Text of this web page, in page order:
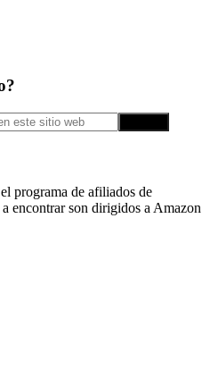
programa de afiliados de
encontrar son dirigidos a Amazon